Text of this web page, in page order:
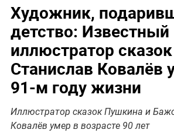
Художник,
детство: Известный
иллюстратор сказок
Станислав Ковалёв
91-м году жизни
Иллюстратор сказок Пушкина и
Ковалёв умер в возрасте 90 лет